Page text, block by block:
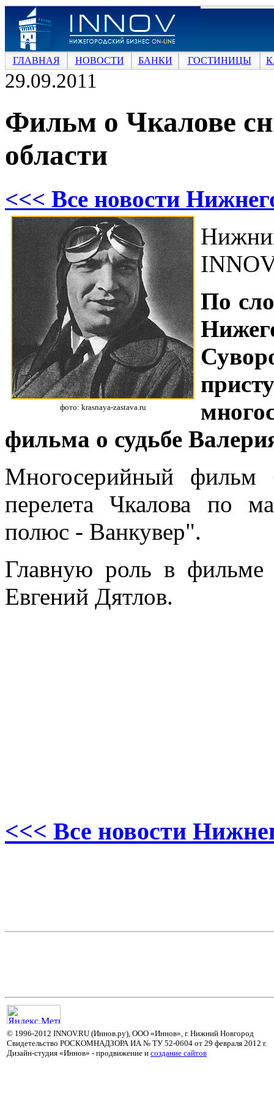
ГЛАВНАЯ НОВОСТИ БАНКИ ГОСТИНИЦЫ
29.09.2011
Фильм о Чкалове
области
<<< Все новости
фото: krasnaya-zastava.ru
По
фильма о судьбе
Многосерийный фильм
перелета Чкалова по
полюс - Ванкувер".
Главную роль в фильме
Евгений Дятлов.
<<< Все новости
© 1996-2012 INNOV.RU (Иннов.ру), ООО «Иннов», г. Нижний Новгород
Свидетельство РОСКОМНАДЗОРА ИА № ТУ 52-0604 от 29 февраля 2012 г.
Дизайн-студия «Иннов» - продвижение и cоздание сайтов